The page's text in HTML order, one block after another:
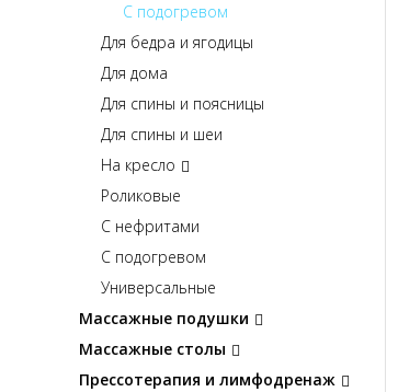
С подогревом
Для бедра и ягодицы
Для дома
Для спины и поясницы
Для спины и шеи
На кресло
Роликовые
С нефритами
С подогревом
Универсальные
Массажные подушки
Массажные столы
Прессотерапия и лимфодренаж